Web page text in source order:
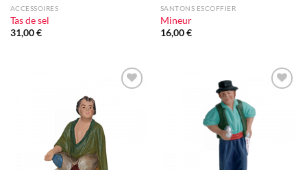
ACCESSOIRES
Tas de sel
31,00€
SANTONS ESCOFFIER
Mineur
16,00€